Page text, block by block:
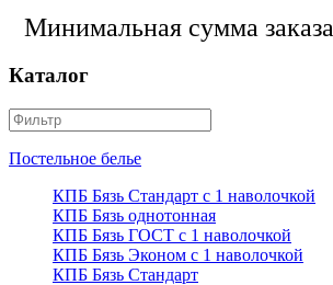
Минимальная сумма заказа
Каталог
Постельное белье
КПБ Бязь Стандарт c 1 наволочкой
КПБ Бязь однотонная
КПБ Бязь ГОСТ c 1 наволочкой
КПБ Бязь Эконом с 1 наволочкой
КПБ Бязь Стандарт